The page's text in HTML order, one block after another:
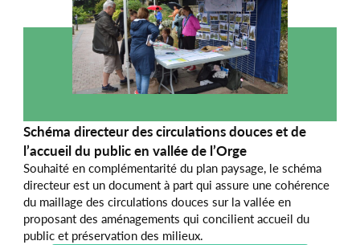
Schéma directeur des circulations douces et de
l’accueil du public en vallée de l’Orge
Souhaité en complémentarité du plan paysage, le schéma
directeur est un document à part qui assure une cohérence
du maillage des circulations douces sur la vallée en
proposant des aménagements qui concilient accueil du
public et préservation des milieux.